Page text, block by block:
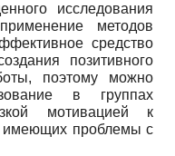
исследования
методов
средство
позитивного
поэтому можно
в группах
мотивацией к
имеющих проблемы с